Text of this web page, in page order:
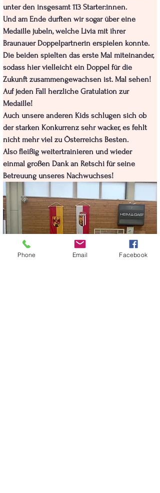
unter den insgesamt 113 Starter:innen.
Und am Ende durften wir sogar über eine
Medaille jubeln, welche Livia mit ihrer
Braunauer Doppelpartnerin erspielen konnte.
Die beiden spielten das erste Mal miteinander,
sodass hier vielleicht ein Doppel für die
Zukunft zusammengewachsen ist. Mal sehen!
Auf jeden Fall herzliche Gratulation zur
Medaille!
Auch unsere anderen Kids schlugen sich ob
der starken Konkurrenz sehr wacker, es fehlt
nicht mehr viel zu Österreichs Besten.
Also fleißig weitertrainieren und wieder
einmal großen Dank an Retschi für seine
Betreuung unseres Nachwuchses!
Phone Email Facebook